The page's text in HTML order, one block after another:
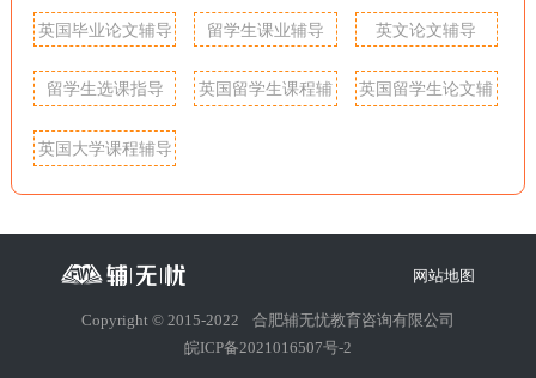
英国毕业论文辅导 留学生课业辅导 英文论文辅导
留学生选课指导
英国留学生课程辅
英国留学生论文辅
英国大学课程辅导
网站地图
Copyright © 2015-2022
合肥辅无忧教育咨询有限公司
皖ICP备2021016507号-2